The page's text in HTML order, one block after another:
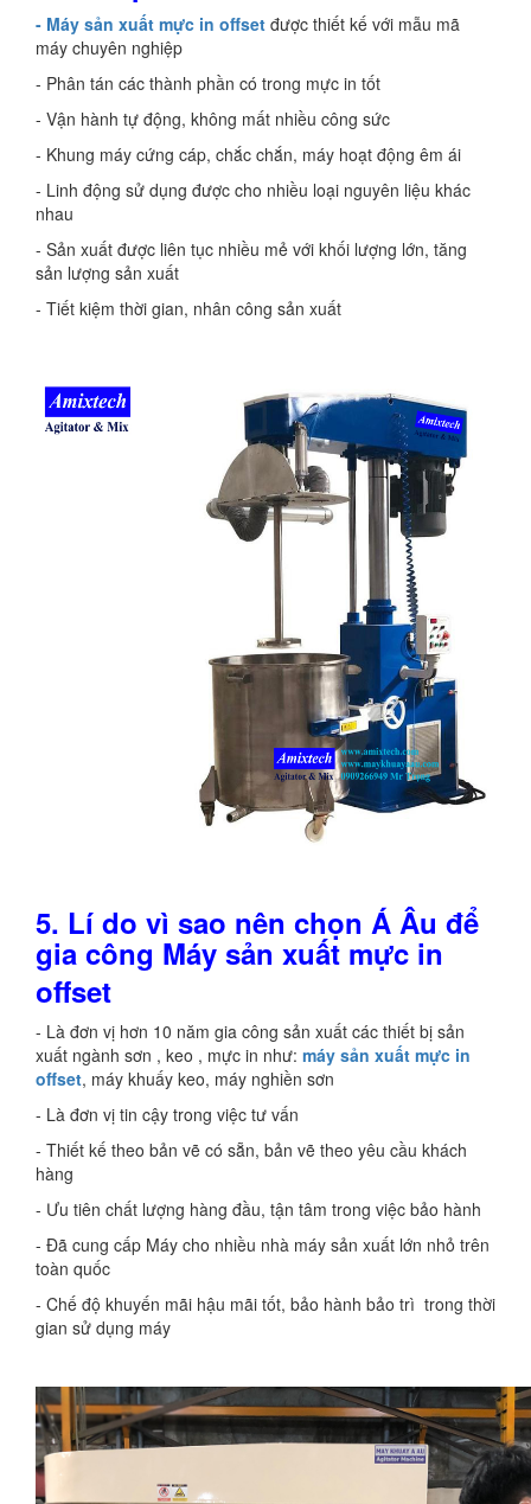
- Máy sản xuất mực in offset được thiết kế với mẫu mã
máy chuyên nghiệp
- Phân tán các thành phần có trong mực in tốt
- Vận hành tự động, không mất nhiều công sức
- Khung máy cứng cáp, chắc chắn, máy hoạt động êm ái
- Linh động sử dụng được cho nhiều loại nguyên liệu khác
nhau
- Sản xuất được liên tục nhiều mẻ với khối lượng lớn, tăng
sản lượng sản xuất
- Tiết kiệm thời gian, nhân công sản xuất
5. Lí do vì sao nên chọn Á Âu để
gia công Máy sản xuất mực in
offset
- Là đơn vị hơn 10 năm gia công sản xuất các thiết bị sản
xuất ngành sơn , keo , mực in như: máy sản xuất mực in
offset, máy khuấy keo, máy nghiền sơn
- Là đơn vị tin cậy trong việc tư vấn
- Thiết kế theo bản vẽ có sẵn, bản vẽ theo yêu cầu khách
hàng
- Ưu tiên chất lượng hàng đầu, tận tâm trong việc bảo hành
- Đã cung cấp Máy cho nhiều nhà máy sản xuất lớn nhỏ trên
toàn quốc
- Chế độ khuyến mãi hậu mãi tốt, bảo hành bảo trì trong thời
gian sử dụng máy